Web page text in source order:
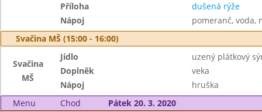
Příloha
dušená rýže
Nápoj
pomeranč, voda,
Svačina MŠ (15:00 - 16:00)
Svačina
MŠ
Jídlo
uzený plátkový
Doplněk
veka
Nápoj
hruška
Menu
Chod
Pátek 20. 3. 2020